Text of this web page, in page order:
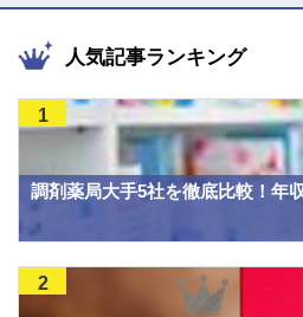
人気記事ランキング
調剤薬局大手5社を徹底比較！年
1
2